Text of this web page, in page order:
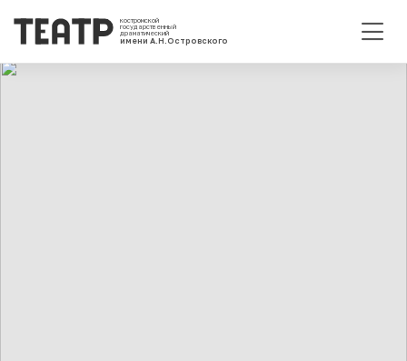
костромской
государственный
драматический
имени А.Н.Островского